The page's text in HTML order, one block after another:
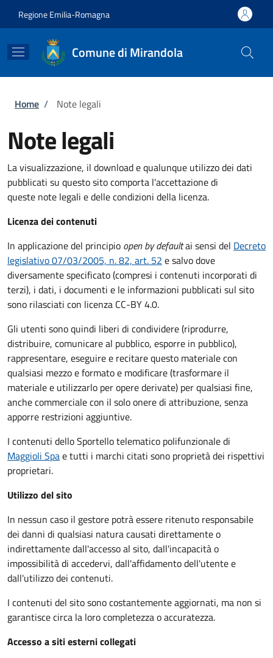
Regione Emilia-Romagna
Comune di Mirandola
Briciole di pane
Home / Note legali
Note legali
La visualizzazione, il download e qualunque utilizzo dei dati
pubblicati su questo sito comporta l'accettazione di
queste note legali e delle condizioni della licenza.
Licenza dei contenuti
In applicazione del principio open by defaultai sensi del Decreto
legislativo 07/03/2005, n. 82, art. 52 e salvo dove
diversamente specificato (compresi i contenuti incorporati di
terzi), i dati, i documenti e le informazioni pubblicati sul sito
sono rilasciati con licenza CC-BY 4.0.
Gli utenti sono quindi liberi di condividere (riprodurre,
distribuire, comunicare al pubblico, esporre in pubblico),
rappresentare, eseguire e recitare questo materiale con
qualsiasi mezzo e formato e modificare (trasformare il
materiale e utilizzarlo per opere derivate) per qualsiasi fine,
anche commerciale con il solo onere di attribuzione, senza
apporre restrizioni aggiuntive.
I contenuti dello Sportello telematico polifunzionaledi
Maggioli Spae tutti i marchi citati sono proprietà dei rispettivi
proprietari.
Utilizzo del sito
In nessun caso il gestore potrà essere ritenuto responsabile
dei danni di qualsiasi natura causati direttamente o
indirettamente dall'accesso al sito, dall'incapacità o
impossibilità di accedervi, dall'affidamento dell'utente e
dall'utilizzo dei contenuti.
I contenuti del sito sono costantemente aggiornati, ma non si
garantisce circa la loro completezza o accuratezza.
Accesso a siti esterni collegati